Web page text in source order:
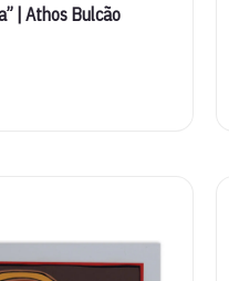
| Athos Bulcão